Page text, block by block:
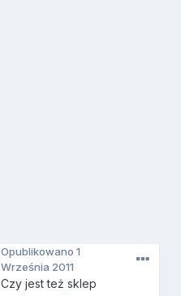
Opublikowano1
Września 2011
Czy jest też sklep